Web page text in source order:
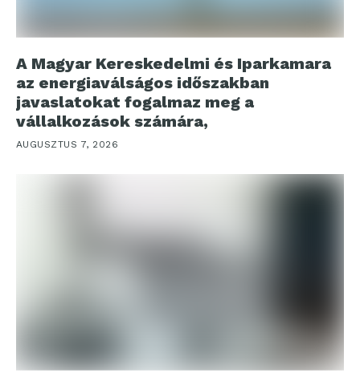
A Magyar Kereskedelmi és Iparkamara
az energiaválságos időszakban
javaslatokat fogalmaz meg a
vállalkozások számára,
AUGUSZTUS 7, 2026